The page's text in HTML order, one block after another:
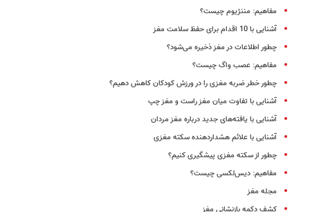
مفاهیم: مننژیوم چیست؟
آشنایی با 10 اقدام برای حفظ سلامت مغز
چطور اطلاعات در مغز ذخیره می‌شود؟
مفاهیم: عصب واگ چیست؟
چطور خطر ضربه مغزی را در ورزش کودکان کاهش دهیم؟
آشنایی با تفاوت میان مغز راست و مغز چپ
آشنایی با یافته‌های جدید درباره مغز مردان
آشنایی با علائم هشداردهنده سکته مغزی
چطور از سکته مغزی پیشگیری کنیم؟
مفاهیم: دیس‌لکسی چیست؟
مجله مغز
کشف دکمه بازنشانی مغز